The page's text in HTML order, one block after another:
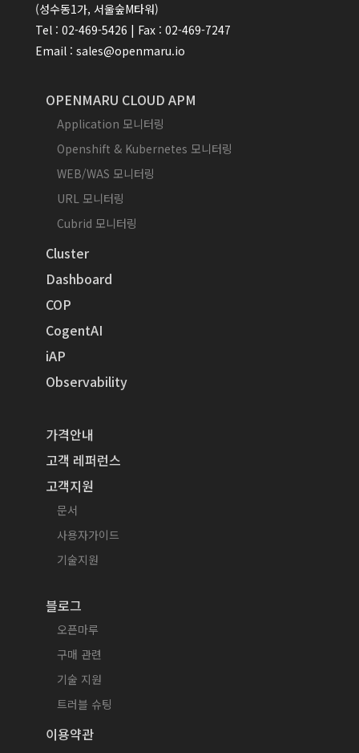
(성수동1가, 서울숲M타워)
Tel : 02-469-5426 | Fax : 02-469-7247
Email : sales@openmaru.io
OPENMARU CLOUD APM
Application 모니터링
Openshift & Kubernetes 모니터링
WEB/WAS 모니터링
URL 모니터링
Cubrid 모니터링
Cluster
Dashboard
COP
CogentAI
iAP
Observability
가격안내
고객 레퍼런스
고객지원
문서
사용자가이드
기술지원
블로그
오픈마루
구매 관련
기술 지원
트러블 슈팅
이용약관